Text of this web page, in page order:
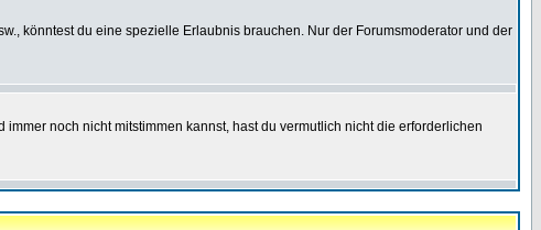
könntest du eine spezielle Erlaubnis brauchen. Nur der Forumsmoderator und der
noch nicht mitstimmen kannst, hast du vermutlich nicht die erforderlichen